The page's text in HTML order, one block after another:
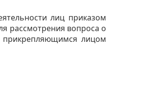
лиц приказом
рассмотрения вопроса о
прикрепляющимся лицом